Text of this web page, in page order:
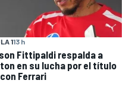
113 h
Fittipaldi respalda a
en su lucha por el título
con Ferrari